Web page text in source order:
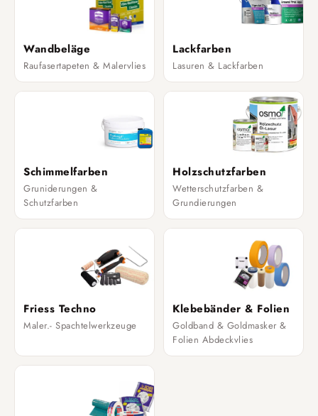
Wandbeläge
Raufasertapeten & Malervlies
Lackfarben
Lasuren & Lackfarben
Schimmelfarben
Gruniderungen &
Schutzfarben
Holzschutzfarben
Wetterschutzfarben &
Grundierungen
Friess Techno
Maler.- Spachtelwerkzeuge
Klebebänder & Folien
Goldband & Goldmasker &
Folien Abdeckvlies